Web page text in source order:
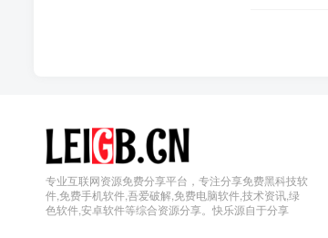
专业互联网资源免费分享平台，专注分享免费黑科技软
件,免费手机软件,吾爱破解,免费电脑软件,技术资讯,绿
色软件,安卓软件等综合资源分享。快乐源自于分享